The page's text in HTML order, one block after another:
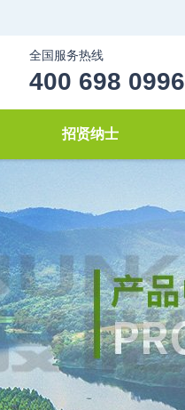
全国服务热线
400 698 0996
招贤纳士